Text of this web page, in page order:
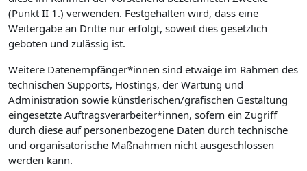
(Punkt II 1.) verwenden. Festgehalten wird, dass eine
Weitergabe an Dritte nur erfolgt, soweit dies gesetzlich
geboten und zulässig ist.
Weitere Datenempfänger*innen sind etwaige im Rahmen des
technischen Supports, Hostings, der Wartung und
Administration sowie künstlerischen/grafischen Gestaltung
eingesetzte Auftragsverarbeiter*innen, sofern ein Zugriff
durch diese auf personenbezogene Daten durch technische
und organisatorische Maßnahmen nicht ausgeschlossen
werden kann.